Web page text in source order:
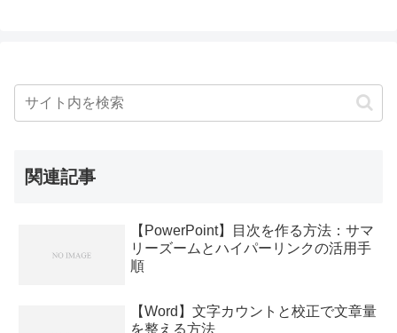
関連記事
【PowerPoint】目次を作る方法：サマ
リーズームとハイパーリンクの活用手
順
【Word】文字カウントと校正で文章量
を整える方法